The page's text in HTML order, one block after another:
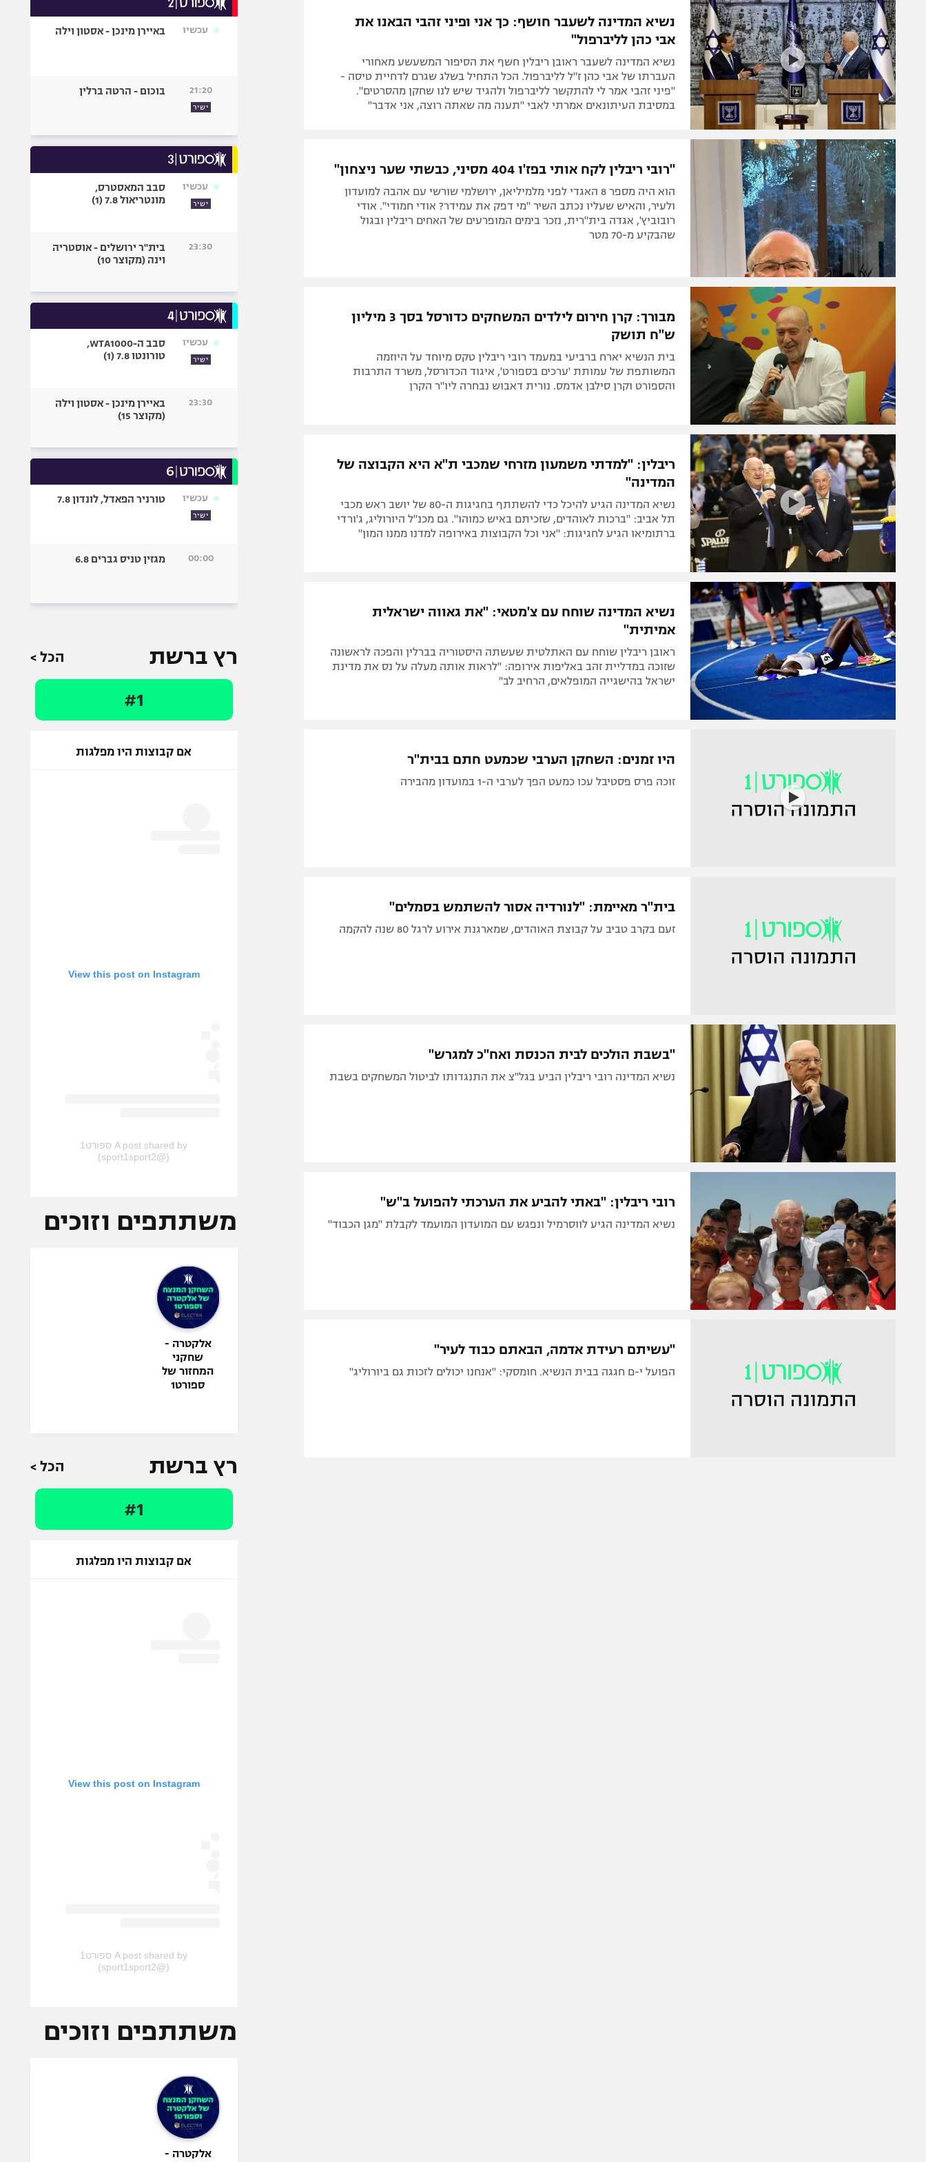
תקנון משתתפים וזוכים בפרסים
תקנון עבור פעילות אלקטרה
תקנון עבור פעילות ספורט 1 – "מרלן"
גיימינג E-Sports
תנאי שימוש
מדיניות פרטיות
תקנון פעילות ספורט 1
רשיון להקרנה פומבית לבית עסק
הצטרפות לחבילת הערוצים
לוח דרושים – ג'ובנט
תגיות
המגזין
הפועל חיפה
הפועל באר שבע
מכבי נתניה
בני יהודה
ספורט מוטורי
בייסבול MLB
גיימינג E-Sports
נשיא המדינה לשעבר חושף: כך אני ופיני זהבי הבאנו את
אבי כהן לליברפול"
נשיא המדינה לשעבר ראובן ריבלין חשף את הסיפור המשעשע מאחורי
העברתו של אבי כהן ז"ל לליברפול. הכל התחיל בשלג שגרם לדחיית טיסה -
"פיני זהבי אמר לי להתקשר לליברפול ולהגיד שיש לנו שחקן מהסרטים".
במסיבת העיתונאים אמרתי לאבי "תענה מה שאתה רוצה, אני אדבר"
"רובי ריבלין לקח אותי בפז'ו 404 מסיני, כבשתי שער ניצחון"
הוא היה מספר 8 האגדי לפני מלמיליאן, ירושלמי שורשי עם אהבה למועדון
ולעיר, והאיש שעליו נכתב השיר "מי דפק את עמידר? אודי חמודי". אודי
רובוביץ', אגדה בית"רית, נזכר בימים המופרעים של האחים ריבלין ובגול
שהבקיע מ-70 מטר
מבורך: קרן חירום לילדים המשחקים כדורסל בסך 3 מיליון
ש"ח תושק
בית הנשיא יארח ברביעי במעמד רובי ריבלין טקס מיוחד על היוזמה
המשותפת של עמותת 'ערכים בספורט', איגוד הכדורסל, משרד התרבות
והספורט וקרן סילבן אדמס. נורית דאבוש נבחרה ליו"ר הקרן
ריבלין: "למדתי משמעון מזרחי שמכבי ת"א היא הקבוצה של
המדינה"
נשיא המדינה הגיע להיכל כדי להשתתף בחגיגות ה-80 של יושב ראש מכבי
תל אביב: "ברכות לאוהדים, שזכיתם באיש כמוהו". גם מכנ"ל היורוליג, ג'ורדי
ברתומיאו הגיע לחגיגות: "אני וכל הקבוצות באירופה למדנו ממנו המון"
נשיא המדינה שוחח עם צ'מטאי: "את גאווה ישראלית
אמיתית"
ראובן ריבלין שוחח עם האתלטית שעשתה היסטוריה בברלין והפכה לראשונה
שזוכה במדליית זהב באליפות אירופה: "לראות אותה מעלה על נס את מדינת
ישראל בהישגייה המופלאים, הרחיב לב"
היו זמנים: השחקן הערבי שכמעט חתם בבית"ר
זוכה פרס פסטיבל עכו כמעט הפך לערבי ה-1 במועדון מהבירה
בית"ר מאיימת: "לנורדיה אסור להשתמש בסמלים"
זעם בקרב טביב על קבוצת האוהדים, שמארגנת אירוע לרגל 80 שנה להקמה
"בשבת הולכים לבית הכנסת ואח"כ למגרש"
נשיא המדינה רובי ריבלין הביע בגל"צ את התנגדותו לביטול המשחקים בשבת
רובי ריבלין: "באתי להביע את הערכתי להפועל ב"ש"
נשיא המדינה הגיע לווסרמיל ונפגש עם המועדון המועמד לקבלת "מגן הכבוד"
"עשיתם רעידת אדמה, הבאתם כבוד לעיר"
הפועל י-ם חגגה בבית הנשיא. חומסקי: "אנחנו יכולים לזכות גם ביורוליג"
עכשיו באיירן מינכן - אסטון וילה
21:20
ישיר
בוכום - הרטה ברלין
עכשיו
ישיר
סבב המאסטרס,
מונטריאול 7.8 (1)
23:30
בית"ר ירושלים - אוסטריה
וינה (מקוצר 10)
עכשיו
ישיר
סבב ה-WTA1000,
טורונטו 7.8 (1)
23:30
באיירן מינכן - אסטון וילה
(מקוצר 15)
עכשיו
ישיר
טורניר הפאדל, לונדון 7.8
00:00 מגזין טניס גברים 6.8
רץ ברשת הכל >
#1
אם קבוצות היו מפלגות
View this post on Instagram
A post shared by ספורט1
(@sport1sport2)
משתתפים וזוכים
אלקטרה -
שחקני
המחזור של
ספורט1
רץ ברשת הכל >
#1
אם קבוצות היו מפלגות
View this post on Instagram
A post shared by ספורט1
(@sport1sport2)
משתתפים וזוכים
אלקטרה -